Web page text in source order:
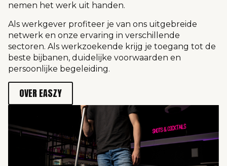
nemen het werk uit handen.
Als werkgever profiteer je van ons uitgebreide
netwerk en onze ervaring in verschillende
sectoren. Als werkzoekende krijg je toegang tot de
beste bijbanen, duidelijke voorwaarden en
persoonlijke begeleiding.
OVER EASZY